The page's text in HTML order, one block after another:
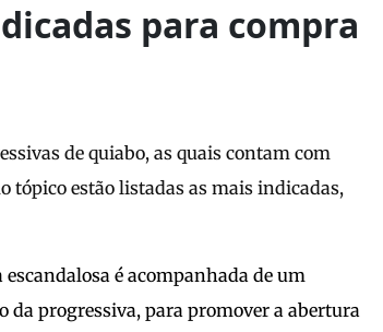
para compra
de quiabo, as quais contam com
tópico estão listadas as mais indicadas,
é acompanhada de um
da progressiva, para promover a abertura